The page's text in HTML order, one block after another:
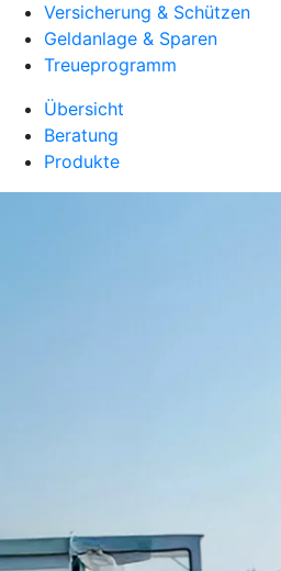
Versicherung & Schützen
Geldanlage & Sparen
Treueprogramm
Übersicht
Beratung
Produkte